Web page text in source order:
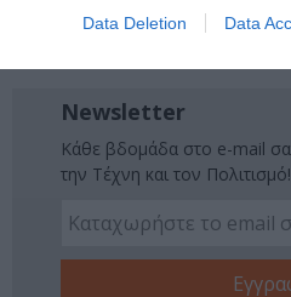
Data Deletion Data
Newsletter
Κάθε βδομάδα στο e-mail
την Τέχνη και τον Πολιτισμό!